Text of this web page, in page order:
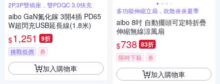
2P,3P雙插座，雙PDQC 3,0快充
aibo GaN氮化鎵 3開4插 PD65
W超閃充USB延長線(1.8米)
$1,251 9折
挑戰低價 券
加入購物車
多功能伸縮立扇，吹散炎炎夏季
aibo 8吋 自動擺頭可定時折疊
伸縮無線涼風扇
$738 83折
限時下殺 券
加入購物車